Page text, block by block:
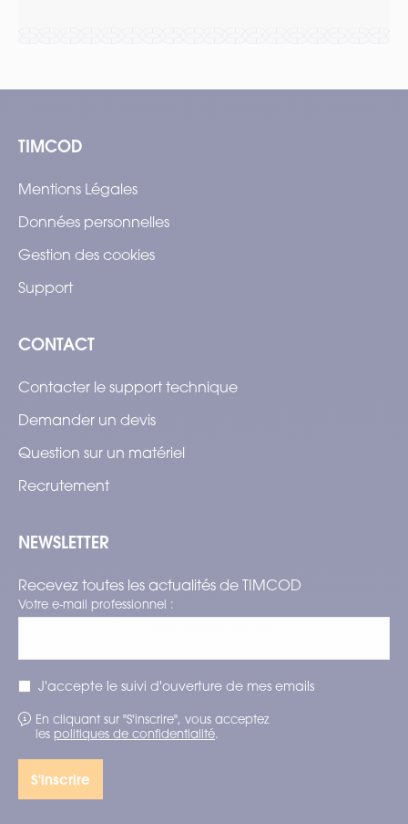
TIMCOD
Mentions Légales
Données personnelles
Gestion des cookies
Support
CONTACT
Contacter le support technique
Demander un devis
Question sur un matériel
Recrutement
NEWSLETTER
Recevez toutes les actualités de TIMCOD
Votre e-mail professionnel :
J'accepte le suivi d'ouverture de mes emails
En cliquant sur "S'inscrire", vous acceptez
les politiques de confidentialité.